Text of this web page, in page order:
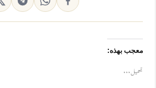
معجب بهذه:
تحميل...